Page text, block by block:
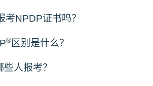
考NPDP证书吗？
® 区别是什么？
人报考？